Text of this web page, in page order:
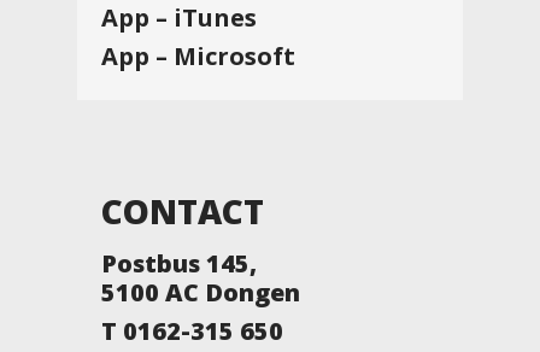
App – iTunes
App – Microsoft
CONTACT
Postbus 145,
5100 AC Dongen
T 0162-315 650